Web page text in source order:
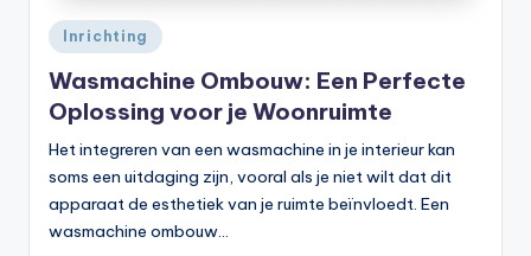
Geplaatst
in
Inrichting
Wasmachine Ombouw: Een Perfecte
Oplossing voor je Woonruimte
Het integreren van een wasmachine in je interieur kan
soms een uitdaging zijn, vooral als je niet wilt dat dit
apparaat de esthetiek van je ruimte beïnvloedt. Een
wasmachine ombouw…